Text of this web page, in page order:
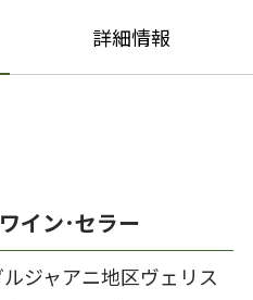
詳細情報
イン･セラー
ジャアニ地区ヴェリス